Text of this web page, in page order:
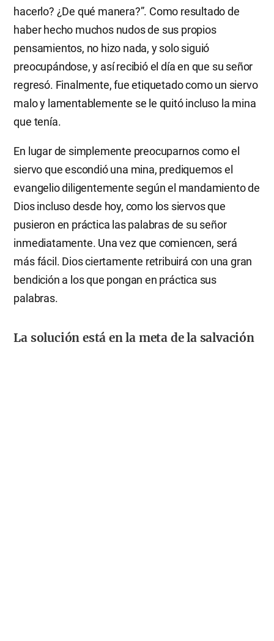
hacerlo? ¿De qué manera?”. Como resultado de
haber hecho muchos nudos de sus propios
pensamientos, no hizo nada, y solo siguió
preocupándose, y así recibió el día en que su señor
regresó. Finalmente, fue etiquetado como un siervo
malo y lamentablemente se le quitó incluso la mina
que tenía.
En lugar de simplemente preocuparnos como el
siervo que escondió una mina, prediquemos el
evangelio diligentemente según el mandamiento de
Dios incluso desde hoy, como los siervos que
pusieron en práctica las palabras de su señor
inmediatamente. Una vez que comiencen, será
más fácil. Dios ciertamente retribuirá con una gran
bendición a los que pongan en práctica sus
palabras.
La solución está en la meta de la salvación